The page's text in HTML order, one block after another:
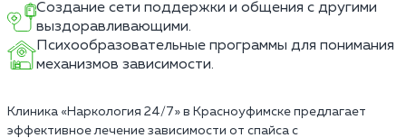
Создание сети поддержки и общения с другими
выздоравливающими.
Психообразовательные программы для понимания
механизмов зависимости.
Клиника «Наркология 24/7» в Красноуфимске предлагает
эффективное лечение зависимости от спайса с